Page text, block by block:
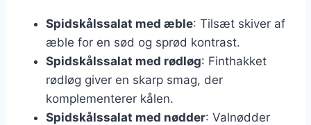
Spidskålssalat med æble: Tilsæt skiver af
æble for en sød og sprød kontrast.
Spidskålssalat med rødløg: Finthakket
rødløg giver en skarp smag, der
komplementerer kålen.
Spidskålssalat med nødder: Valnødder